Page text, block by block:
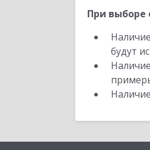
При выборе
будут